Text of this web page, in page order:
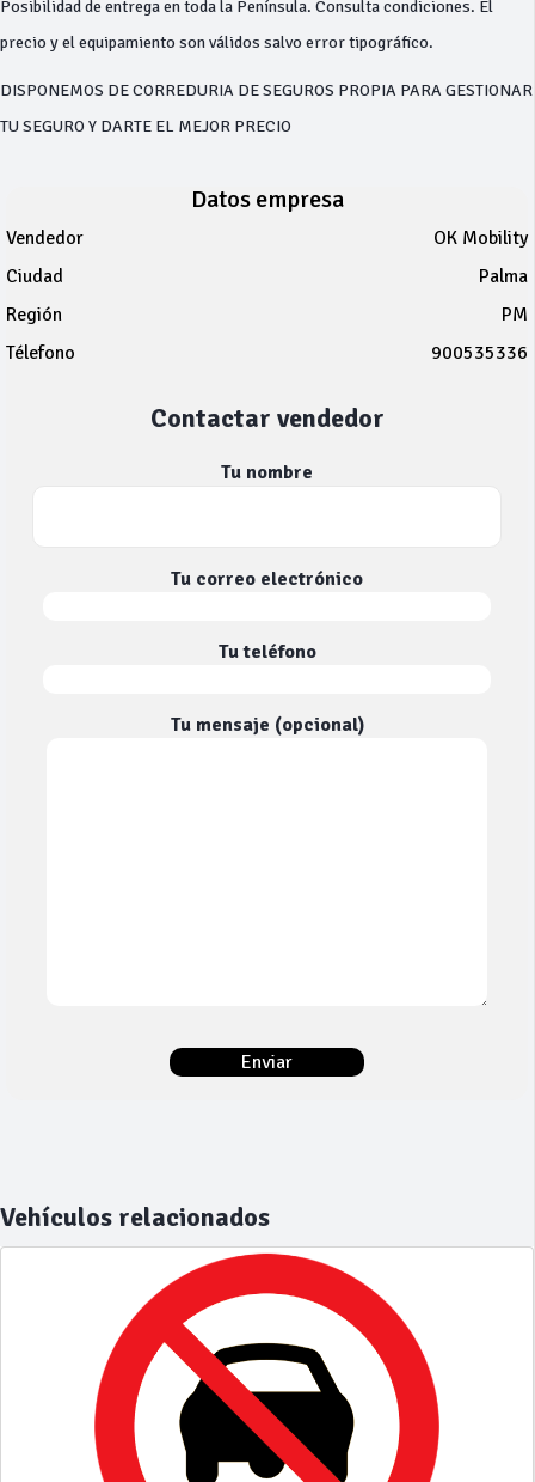
Posibilidad de entrega en toda la Península. Consulta condiciones. El
precio y el equipamiento son válidos salvo error tipográfico.
DISPONEMOS DE CORREDURIA DE SEGUROS PROPIA PARA GESTIONAR
TU SEGURO Y DARTE EL MEJOR PRECIO
Datos empresa
Vendedor
OK Mobility
Ciudad
Palma
Región
PM
Télefono
900535336
Contactar vendedor
Tu nombre
Tu correo electrónico
Tu teléfono
Tu mensaje (opcional)
Vehículos relacionados